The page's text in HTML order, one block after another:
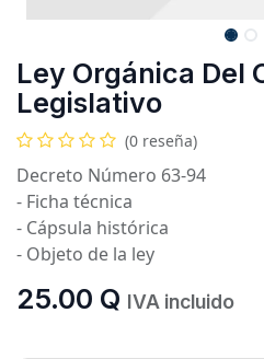
Ley Orgánica Del
Legislativo
(0 reseña)
Decreto Número 63-94
- Ficha técnica
- Cápsula histórica
- Objeto de la ley
25.00 Q IVA incluido